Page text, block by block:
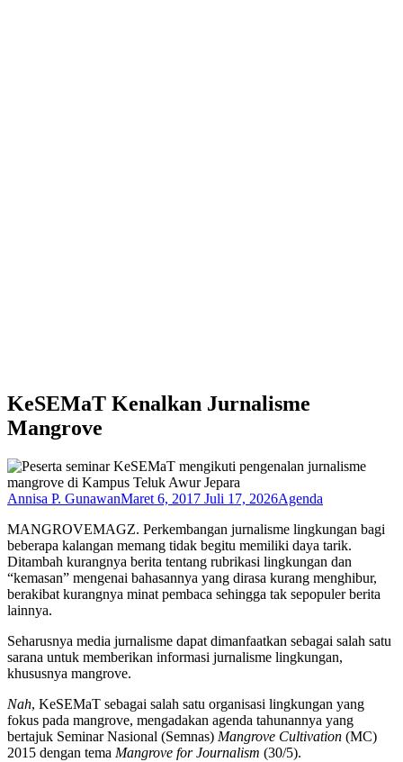
KeSEMaT Kenalkan Jurnalisme
Mangrove
Annisa P. GunawanMaret 6, 2017 Juli 17, 2026Agenda
MANGROVEMAGZ. Perkembangan jurnalisme lingkungan bagi
beberapa kalangan memang tidak begitu memiliki daya tarik.
Ditambah kurangnya berita tentang rubrikasi lingkungan dan
“kemasan” mengenai bahasannya yang dirasa kurang menghibur,
berakibat kurangnya minat pembaca sehingga tak sepopuler berita
lainnya.
Seharusnya media jurnalisme dapat dimanfaatkan sebagai salah satu
sarana untuk memberikan informasi jurnalisme lingkungan,
khususnya mangrove.
Nah, KeSEMaT sebagai salah satu organisasi lingkungan yang
fokus pada mangrove, mengadakan agenda tahunannya yang
bertajuk Seminar Nasional (Semnas) Mangrove Cultivation (MC)
2015 dengan tema Mangrove for Journalism (30/5).